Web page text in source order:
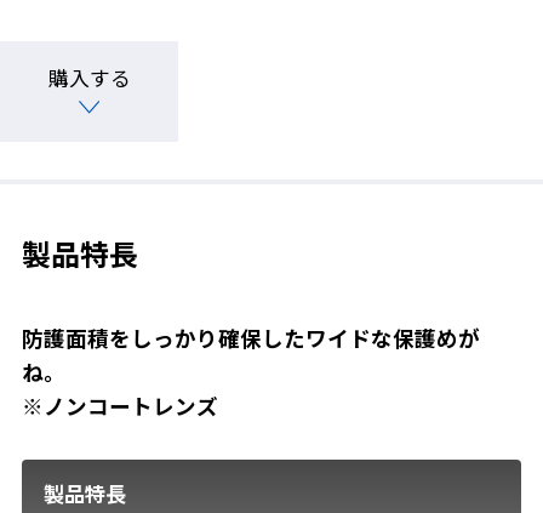
購入する
製品特長
防護面積をしっかり確保したワイドな保護めが
ね。
※ノンコートレンズ
製品特長